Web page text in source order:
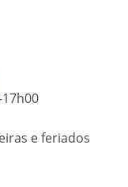
e feriados